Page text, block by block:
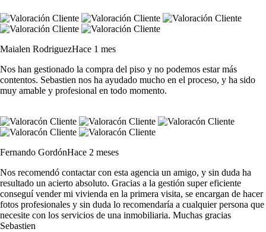
Maialen RodriguezHace 1 mes
Nos han gestionado la compra del piso y no podemos estar más
contentos. Sebastien nos ha ayudado mucho en el proceso, y ha sido
muy amable y profesional en todo momento.
Fernando GordónHace 2 meses
Nos recomendó contactar con esta agencia un amigo, y sin duda ha
resultado un acierto absoluto. Gracias a la gestión super eficiente
conseguí vender mi vivienda en la primera visita, se encargan de hacer
fotos profesionales y sin duda lo recomendaría a cualquier persona que
necesite con los servicios de una inmobiliaria. Muchas gracias
Sebastien